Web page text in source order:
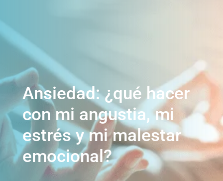
Ansiedad: ¿qué hacer
con mi angustia, mi
estrés y mi malestar
emocional?